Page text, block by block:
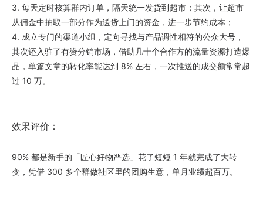
3. 每天定时核算群内订单，隔天统一发货到超市；其次，让超市
从佣金中抽取一部分作为送货上门的资金，进一步节约成本；
4. 成立专门的渠道小组，定向寻找与产品调性相符的公众大号，
其次还入驻了有赞分销市场，借助几十个合作方的流量资源打造爆
品，单篇文章的转化率能达到 8% 左右，一次推送的成交额常常超
过 10 万。
效果评价：
90% 都是新手的「匠心好物严选」花了短短 1 年就完成了大转
变，凭借 300 多个群做社区里的团购生意，单月业绩超百万。